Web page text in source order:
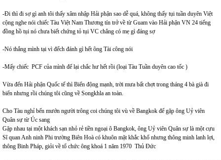
-Đi thì đi sợ gì anh tôi thấy xâm nhập Hải phận sao dễ quá, không thấy tụi tuần duyên Việt
cộng nghe nói chiếc Tàu Việt Nam Thương tín trở về từ Guam vào Hải phận VN 24 tiếng
đồng hồ tụi nó chưa biết chứng tỏ tụi VC chẳng có mẹ gì đáng sợ
-Nó thắng mình tại vì đếch đánh gì hết ông Tài công nói
-Mấy chiếc PCF của mình để lại chắc hư hết rồi (loại Tàu Tuần duyên cao tốc )
Vừa đến Hải phận Quốc tế thì Biển động mạnh, trời mưa bất chợt trong tháng 4 bà già đi
biển nhưng rồi chúng tôi cũng về Songkhla an toàn.
Cho Tàu nghỉ bến mướn người trông coi chúng tôi vù về Bangkok để gặp ông Uỷ viên
Quân sự từ Úc sang
Gặp nhau tại một khách sạn nhỏ rẻ tiền ngoại ô Bangkok, ông Uỷ viên Quân sự là một cựu
Sĩ quan Anh ninh Phi trường Biên Hoà có khuôn mặt khắc khổ nhưng thông minh lanh lợi,
thông Binh Pháp, giỏi về tổ chức ông khoá 1 năm 1970 Thủ Đức